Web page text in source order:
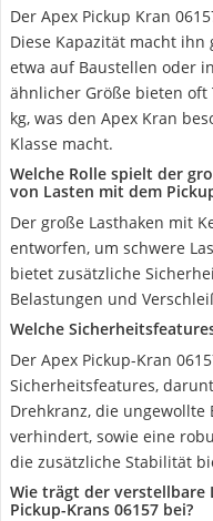
Der Apex Pickup Kran
Diese Kapazität macht
etwa auf Baustellen oder
ähnlicher Größe bieten oft
kg, was den Apex Kran
Klasse macht.
Welche Rolle spielt der
von Lasten mit dem
Der große Lasthaken mit
entworfen, um schwere
bietet zusätzliche
Belastungen und
Welche
Der Apex Pickup-Kran
Sicherheitsfeatures,
Drehkranz, die ungewollte
verhindert, sowie eine
die zusätzliche Stabilität
Wie trägt der verstellbare
Pickup-Krans 06157 bei?